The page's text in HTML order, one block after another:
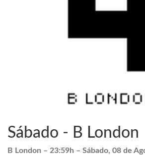
Sábado - B London
B London – 23:59h – Sábado, 08 de